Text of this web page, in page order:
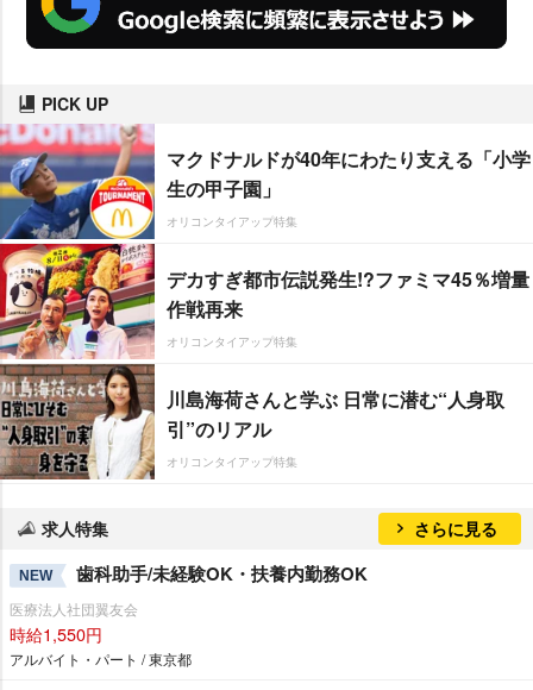
PICK UP
マクドナルドが40年にわたり支える「小学
生の甲子園」
オリコンタイアップ特集
デカすぎ都市伝説発生!?ファミマ45％増量
作戦再来
オリコンタイアップ特集
川島海荷さんと学ぶ 日常に潜む“人身取
引”のリアル
オリコンタイアップ特集
求人特集 さらに見る
NEW 歯科助手/未経験OK・扶養内勤務OK
医療法人社団翼友会
時給1,550円
アルバイト・パート / 東京都